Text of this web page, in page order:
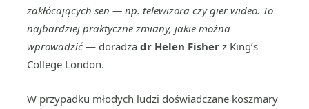
zakłócających sen — np. telewizora czy gier wideo. To
najbardziej praktyczne zmiany, jakie można
wprowadzić — doradza dr Helen Fisher z King’s
College London.
W przypadku młodych ludzi doświadczane koszmary